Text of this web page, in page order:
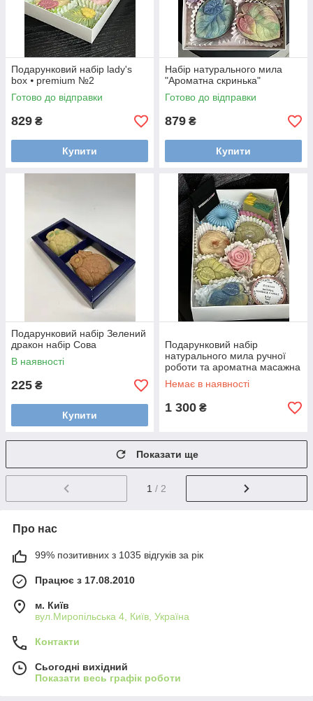
Подарунковий набір lady's
box ⦁ premium №2
Готово до відправки
829 ₴
Купити
Набір натурального мила
"Ароматна скринька"
Готово до відправки
879 ₴
Купити
Подарунковий набір Зелений
дракон набір Сова
В наявності
225 ₴
Купити
Подарунковий набір
натурального мила ручної
роботи та ароматна масажна
свічка
Немає в наявності
1 300 ₴
Показати ще
1 / 2
Про нас
99% позитивних з 1035 відгуків за рік
Працює з 17.08.2010
м. Київ
вул.Миропільська 4, Київ, Україна
Контакти
Сьогодні вихідний
Показати весь графік роботи